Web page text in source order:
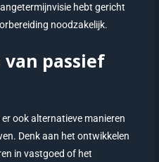
hebt gericht
noodzakelijk.
passief
ook alternatieve manieren
Denk aan het ontwikkelen
in vastgoed of het